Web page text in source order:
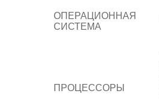
ОПЕРАЦИОННАЯ
СИСТЕМА
ПРОЦЕССОРЫ